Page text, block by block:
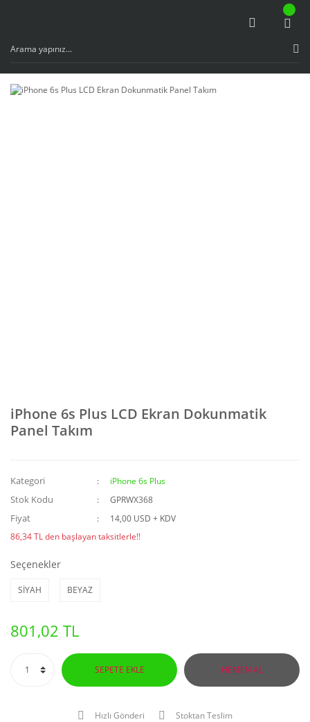
iPhone 6s Plus LCD Ekran Dokunmatik
Panel Takım
Kategori iPhone 6s Plus
Stok Kodu GPRWX368
Fiyat
14,00 USD + KDV
86,34 TL den başlayan taksitlerle!!
Seçenekler
SİYAH BEYAZ
801,02 TL
SEPETE EKLE HEMEN AL
Hızlı Gönderi Stoktan Teslim